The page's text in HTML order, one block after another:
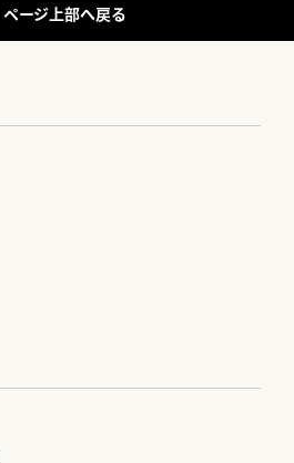
ページ上部へ戻る